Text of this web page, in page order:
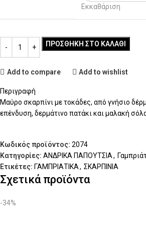
Εκκαθάριση
ΠΡΟΣΘΉΚΗ ΣΤΟ ΚΑΛΆΘΙ
Add to compare Add to wishlist
Περιγραφή
Μαύρο σκαρπίνι με τοκάδες, από γνήσιο
επένδυση, δερμάτινο πατάκι και μαλακή
Κωδικός προϊόντος: 2074
Κατηγορίες: ΑΝΔΡΙΚΑ ΠΑΠΟΥΤΣΙΑ,
Ετικέτες: ΓΑΜΠΡΙΑΤΙΚΑ, ΣΚΑΡΠΙΝΙΑ
Σχετικά προϊόντα
-34%